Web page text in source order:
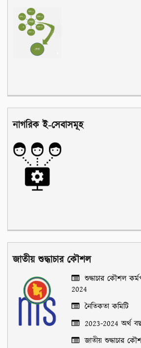
নাগরিক ই-সেবাসমূহ
জাতীয় শুদ্ধাচার কৌশল
শুদ্ধাচার কৌশল
2024
নৈতিকতা কমিটি
2023-2024 অর্থ
জাতীয় শুদ্ধাচার